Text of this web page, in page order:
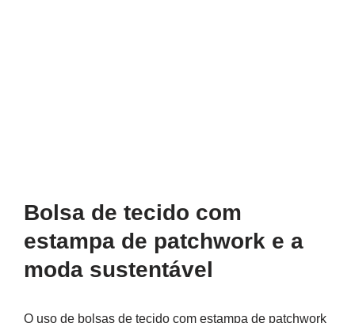
Bolsa de tecido com
estampa de patchwork e a
moda sustentável
O uso de bolsas de tecido com estampa de patchwork